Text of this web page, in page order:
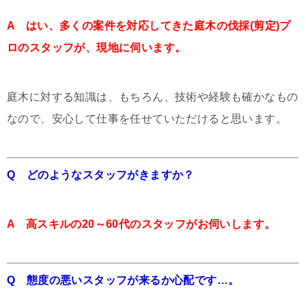
A はい、多くの案件を対応してきた庭木の伐採(剪定)プ
ロのスタッフが、現地に伺います。
庭木に対する知識は、もちろん、技術や経験も確かなもの
なので、安心して仕事を任せていただけると思います。
Q どのようなスタッフがきますか？
A 高スキルの20～60代のスタッフがお伺いします。
Q 態度の悪いスタッフが来るか心配です…。